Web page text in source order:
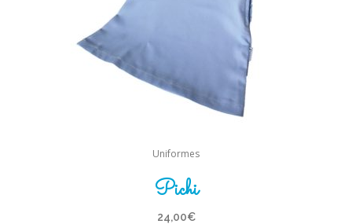
Uniformes
Pichi
24,00€